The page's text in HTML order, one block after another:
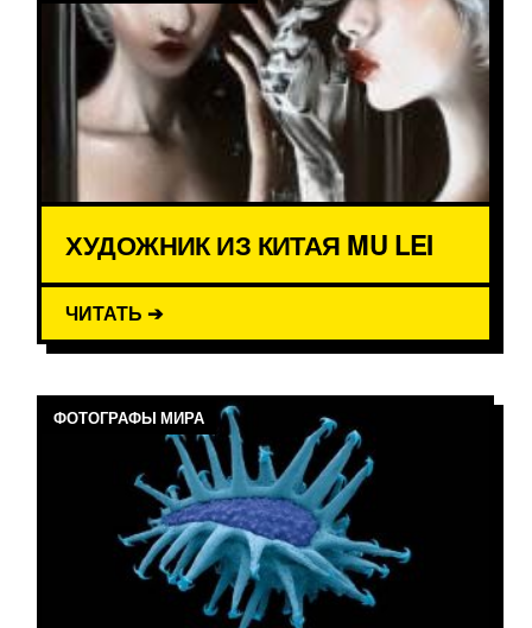
ХУДОЖНИК ИЗ КИТАЯ MU LEI
ЧИТАТЬ ➔
ФОТОГРАФЫ МИРА